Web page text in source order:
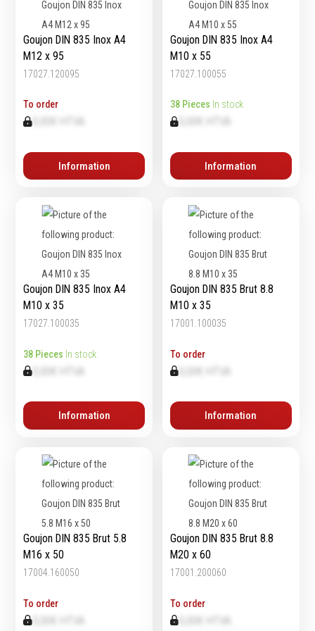
Épaissimètre
Outillage de
Forets
Alésoirs
Scies cloches & fraises
trépans
cylindrique
Fraises à carotter
Fraises à alésage
Lames de scie
Filetage
Tournage et plaquettes
Emporte-pièces
Douilles
Abrasifs
Meulage
Outillage diamanté
Protection &
Sécurité
Protection de la tête
Protection des yeux
Protection des oreilles
Protection respiratoire
Protection des mains
Protection des pieds
Vêtements de travail
Chimie
Nettoyants
Dégraissants
Silicone
Colles
Frein filet
Protection
Isolants
Etanchéité
Goujon DIN 835 Inox A4
M12 x 95
17027.120095
To order
0,00€ HTVA
Information
Goujon DIN 835 Inox A4
M10 x 55
17027.100055
38 Pieces In stock
Information
Goujon DIN 835 Inox A4
M10 x 35
17027.100035
38 Pieces In stock
0,00€ HTVA
Information
Goujon DIN 835 Brut 8.8
M10 x 35
17001.100035
To order
Information
Goujon DIN 835 Brut 5.8
M16 x 50
17004.160050
To order
0,00€ HTVA
Goujon DIN 835 Brut 8.8
M20 x 60
17001.200060
To order